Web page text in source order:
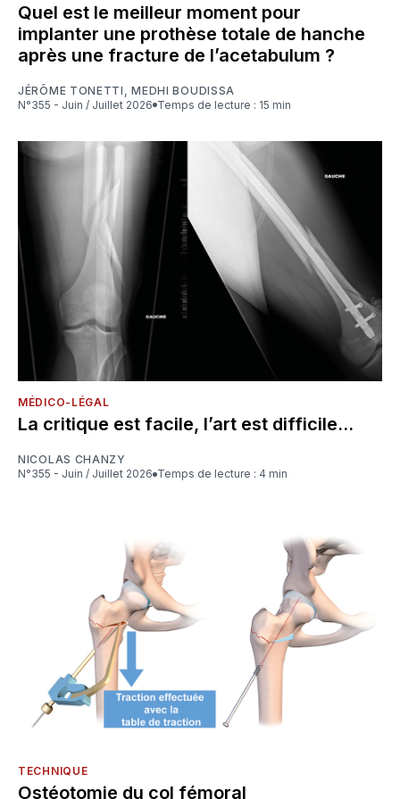
Quel est le meilleur moment pour
implanter une prothèse totale de hanche
après une fracture de l’acetabulum ?
JÉRÔME TONETTI ,MEDHI BOUDISSA
N°355 - Juin / Juillet 2026
Temps de lecture : 15 min
MÉDICO-LÉGAL
La critique est facile, l’art est difficile...
NICOLAS CHANZY
N°355 - Juin / Juillet 2026
Temps de lecture : 4 min
TECHNIQUE
Ostéotomie du col fémoral